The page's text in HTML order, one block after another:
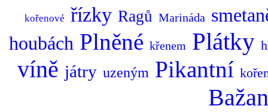
kořenové řízky Ragů Marináda
houbách Plněné křenem Plátky
víně játry uzeným Pikantní